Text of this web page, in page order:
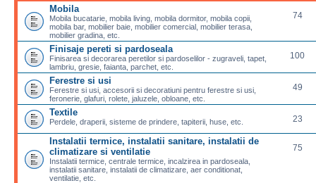
Mobila
Mobila bucatarie, mobila living, mobila dormitor, mobila copii,
mobila bar, mobilier baie, mobilier comercial, mobilier terasa,
mobilier gradina, etc.
74
Finisaje pereti si pardoseala
Finisarea si decorarea peretilor si pardoselilor - zugraveli, tapet,
lambriu, gresie, faianta, parchet, etc.
100
Ferestre si usi
Ferestre si usi, accesorii si decoratiuni pentru ferestre si usi,
feronerie, glafuri, rolete, jaluzele, obloane, etc.
49
Textile
Perdele, draperii, sisteme de prindere, tapiterii, huse, etc. 23
Instalatii termice, instalatii sanitare, instalatii de
climatizare si ventilatie
Instalatii termice, centrale termice, incalzirea in pardoseala,
instalatii sanitare, instalatii de climatizare, aer conditionat,
ventilatie, etc.
75